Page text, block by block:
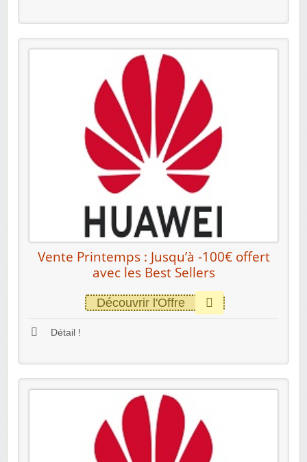
Vente Printemps : Jusqu’à -100€ offert
avec les Best Sellers
Découvrir l'Offre
Détail !